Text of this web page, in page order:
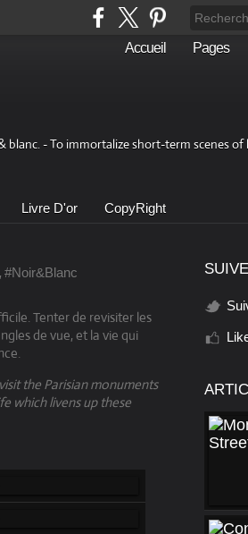
Accueil Pages
blanc. - To immortalize short-term scenes of
Livre D'or CopyRight
, #Noir&Blanc
Tenter de revisiter les
de vue, et la vie qui
the Parisian monuments
which livens up these